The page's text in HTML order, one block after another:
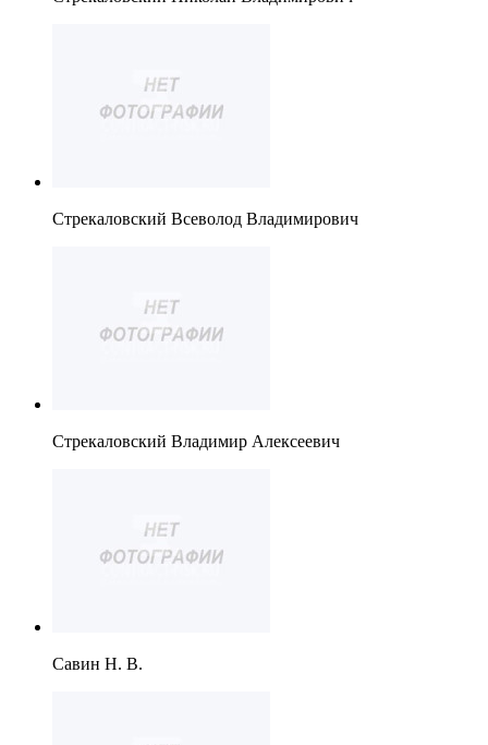
Стрекаловский Всеволод Владимирович
Стрекаловский Владимир Алексеевич
Савин Н. В.